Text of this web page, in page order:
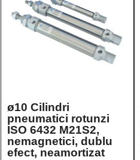
ø10 Cilindri
pneumatici rotunzi
ISO 6432 M21S2,
nemagnetici, dublu
efect, neamortizat